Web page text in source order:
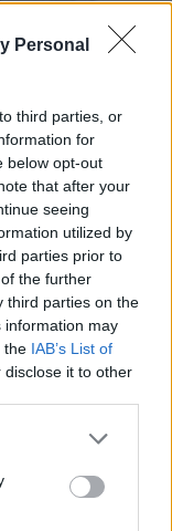
Personal
third parties, or
for
below opt-out
that after your
seeing
utilized by
parties prior to
the further
third parties on the
information may
the IAB’s List of
it to other
a focale
focale di Sony è il
e vanta AF ad alte